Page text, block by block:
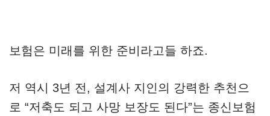
보험은 미래를 위한 준비라고들 하죠.
저 역시 3년 전, 설계사 지인의 강력한 추천으
로 “저축도 되고 사망 보장도 된다”는 종신보험